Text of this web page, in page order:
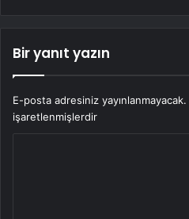
Bir yanıt yazın
E-posta adresiniz yayınlanmayacak.
işaretlenmişlerdir